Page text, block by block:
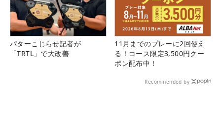
パターこじらせ記者が
「TRTL」で大改善
11月までのプレーに2回使え
る！コース限定3,500円クー
ポン配布中！
Recommended by